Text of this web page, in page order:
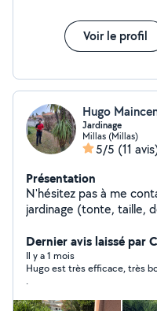
Voir le profil
Hugo
Jardinage
Millas (Millas)
5/5 (11
Présentation
N'hésitez pas à me
jardinage (tonte, taille,
l'expérience et cherche
voisin.
Dernier avis laissé par
Il y a 1 mois
Hugo est très efficace, très bon travail, je suis
.